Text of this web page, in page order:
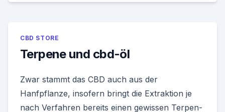
CBD STORE
Terpene und cbd-öl
Zwar stammt das CBD auch aus der
Hanfpflanze, insofern bringt die Extraktion je
nach Verfahren bereits einen gewissen Terpen-